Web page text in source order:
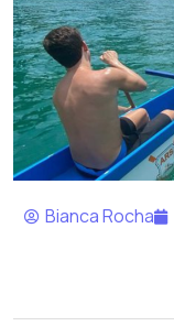
Bianca Rocha